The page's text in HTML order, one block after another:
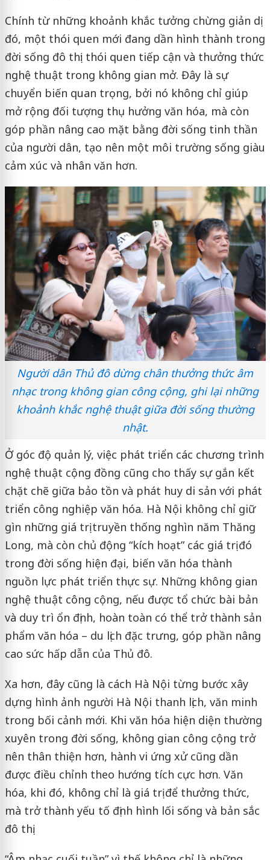
Chính từ những khoảnh khắc tưởng chừng giản dị
đó, một thói quen mới đang dần hình thành trong
đời sống đô thị: thói quen tiếp cận và thưởng thức
nghệ thuật trong không gian mở. Đây là sự
chuyển biến quan trọng, bởi nó không chỉ giúp
mở rộng đối tượng thụ hưởng văn hóa, mà còn
góp phần nâng cao mặt bằng đời sống tinh thần
của người dân, tạo nên một môi trường sống giàu
cảm xúc và nhân văn hơn.
Người dân Thủ đô dừng chân thưởng thức âm
nhạc trong không gian công cộng, ghi lại những
khoảnh khắc nghệ thuật giữa đời sống thường
nhật.
Ở góc độ quản lý, việc phát triển các chương trình
nghệ thuật cộng đồng cũng cho thấy sự gắn kết
chặt chẽ giữa bảo tồn và phát huy di sản với phát
triển công nghiệp văn hóa. Hà Nội không chỉ giữ
gìn những giá trị truyền thống nghìn năm Thăng
Long, mà còn chủ động “kích hoạt” các giá trị đó
trong đời sống hiện đại, biến văn hóa thành
nguồn lực phát triển thực sự. Những không gian
nghệ thuật công cộng, nếu được tổ chức bài bản
và duy trì ổn định, hoàn toàn có thể trở thành sản
phẩm văn hóa – du lịch đặc trưng, góp phần nâng
cao sức hấp dẫn của Thủ đô.
Xa hơn, đây cũng là cách Hà Nội từng bước xây
dựng hình ảnh người Hà Nội thanh lịch, văn minh
trong bối cảnh mới. Khi văn hóa hiện diện thường
xuyên trong đời sống, không gian công cộng trở
nên thân thiện hơn, hành vi ứng xử cũng dần
được điều chỉnh theo hướng tích cực hơn. Văn
hóa, khi đó, không chỉ là giá trị để thưởng thức,
mà trở thành yếu tố định hình lối sống và bản sắc
đô thị.